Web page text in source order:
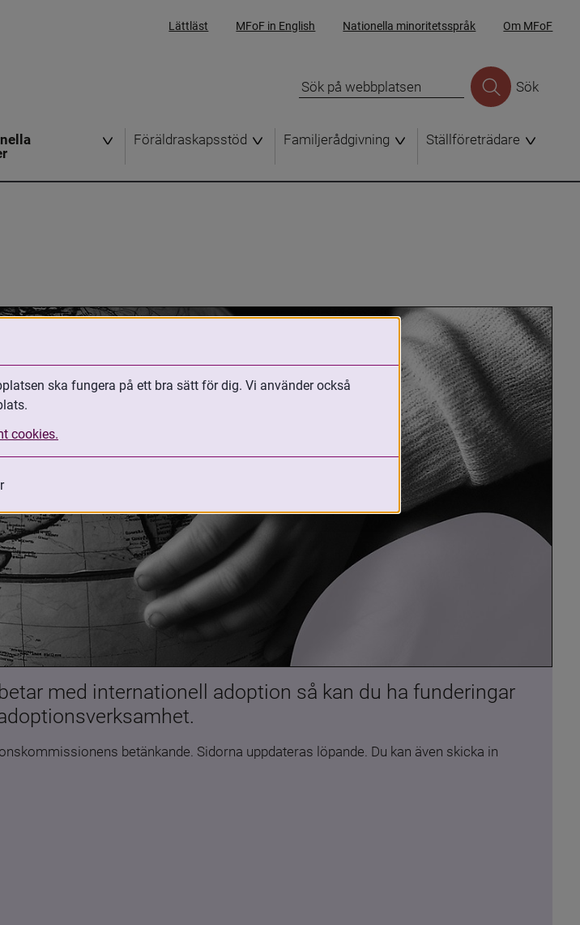
Lättläst MFoF in English Nationella minoritetsspråk Om MFoF
Sök
Föräldraskapsstöd Familjerådgivning Ställföreträdare
med internationell adoption så kan du ha funderingar
betänkande. Sidorna uppdateras löpande. Du kan även skicka in
ska fungera på ett bra sätt för dig. Vi använder också
cookies.